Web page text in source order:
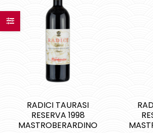
RADICI TAURASI
RESERVA 1998
MASTROBERARDINO